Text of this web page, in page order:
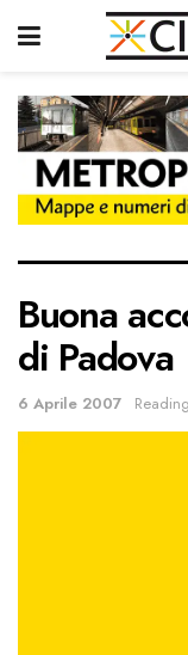
Buona
di Padova
6 Aprile 2007